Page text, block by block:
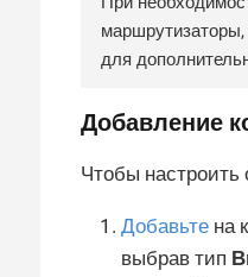
маршрутизаторы,
для
Добавление
Чтобы настроить
Добавьте на
выбрав тип